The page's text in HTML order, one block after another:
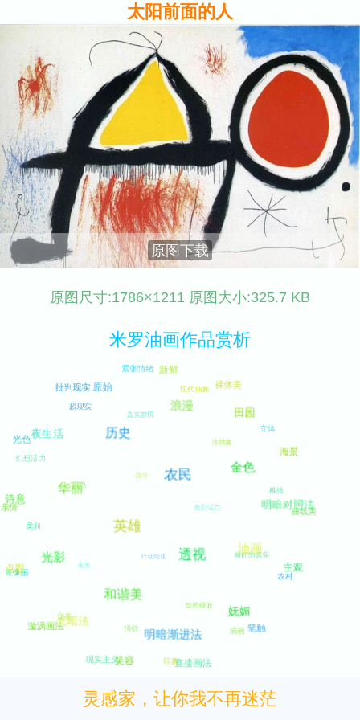
太阳前面的人
原图下载
原图尺寸:1786×1211 原图大小:325.7 KB
米罗油画作品赏析
灵感家，让你我不再迷茫